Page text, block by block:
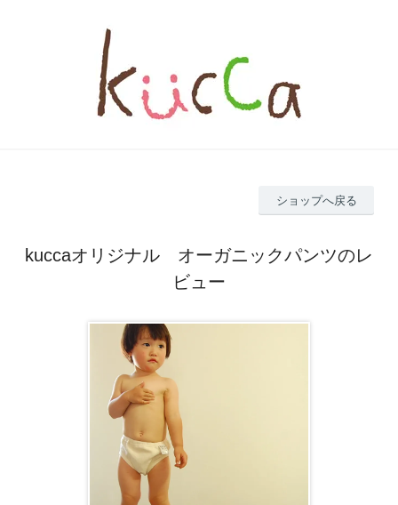
ショップへ戻る
kuccaオリジナル オーガニックパンツのレ
ビュー